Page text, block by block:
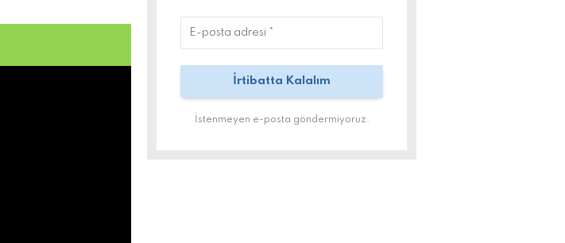
İstenmeyen e-posta göndermiyoruz.